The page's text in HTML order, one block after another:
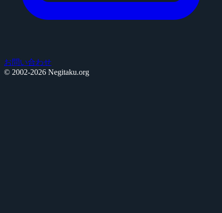
お問い合わせ
© 2002-2026 Negitaku.org